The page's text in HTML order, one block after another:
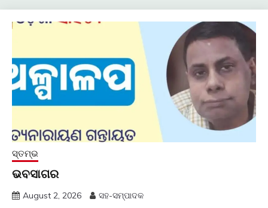
ସ୍ତମ୍ଭ
ଭବସାଗର
August 2, 2026 ସହ-ସମ୍ପାଦକ